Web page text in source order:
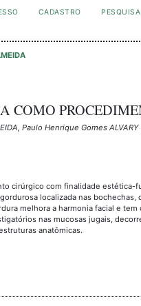
CADASTRO
PESQUISA
COMO
Paulo Henrique Gomes ALVARY
cirúrgico com finalidade estética-
localizada nas
melhora a harmonia facial e
nas mucosas jugais,
anatômicas.